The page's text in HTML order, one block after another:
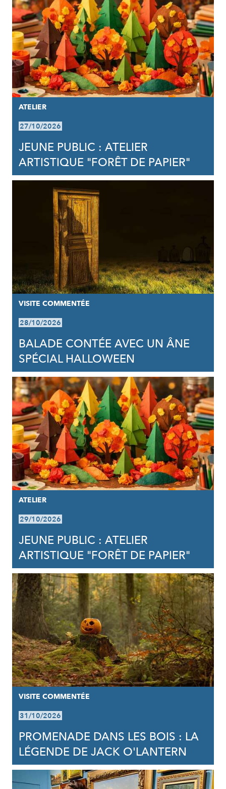
ATELIER
27/10/2026
JEUNE PUBLIC : ATELIER
ARTISTIQUE "FORÊT DE PAPIER"
VISITE COMMENTÉE
28/10/2026
BALADE CONTÉE AVEC UN ÂNE
SPÉCIAL HALLOWEEN
ATELIER
29/10/2026
JEUNE PUBLIC : ATELIER
ARTISTIQUE "FORÊT DE PAPIER"
VISITE COMMENTÉE
31/10/2026
PROMENADE DANS LES BOIS : LA
LÉGENDE DE JACK O'LANTERN